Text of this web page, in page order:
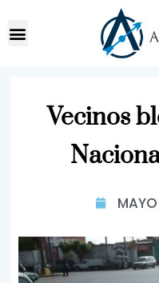
Vecinos